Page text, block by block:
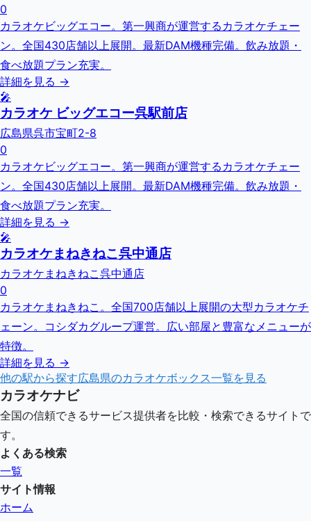
0
カラオケビッグエコー。第一興商が運営するカラオケチェー
ン。全国430店舗以上展開。最新DAM機種完備。飲み放題・
食べ放題プラン充実。
詳細を見る →
🎤
カラオケ ビッグエコー呉駅前店
広島県呉市宝町2-8
0
カラオケビッグエコー。第一興商が運営するカラオケチェー
ン。全国430店舗以上展開。最新DAM機種完備。飲み放題・
食べ放題プラン充実。
詳細を見る →
🎤
カラオケまねきねこ呉中通店
カラオケまねきねこ呉中通店
0
カラオケまねきねこ。全国700店舗以上展開の大型カラオケチ
ェーン。コシダカグループ運営。広い部屋と豊富なメニューが
特徴。
詳細を見る →
他の駅から探す広島県のカラオケボックス一覧を見る
カラオケナビ
全国の信頼できるサービス提供者を比較・検索できるサイトで
す。
よくある検索
一覧
サイト情報
ホーム